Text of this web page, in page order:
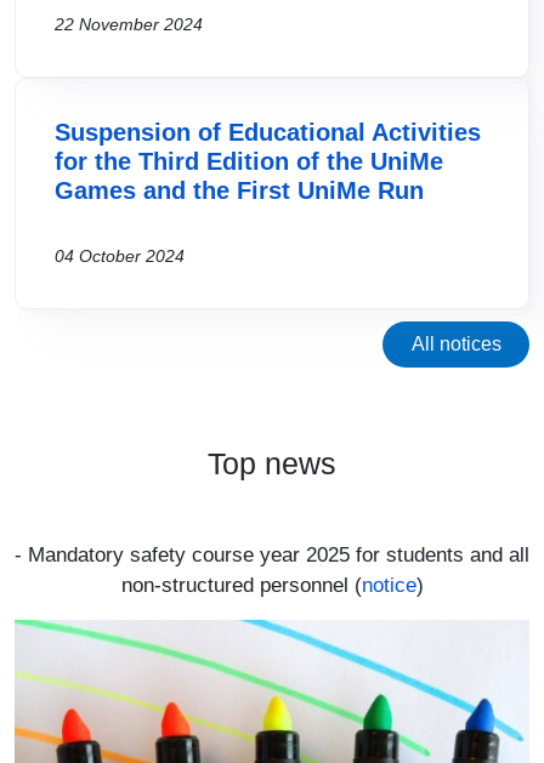
22 November 2024
Suspension of Educational Activities
for the Third Edition of the UniMe
Games and the First UniMe Run
04 October 2024
All notices
Top news
- Mandatory safety course year 2025 for students and all
non-structured personnel (notice)
Immagine